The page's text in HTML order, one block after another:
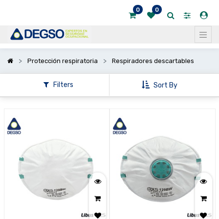
0 0
Protección respiratoria Respiradores descartables
Filters Sort By